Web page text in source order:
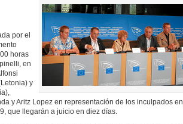
por el
horas
en
y
y Aritz Lopez en representación de los inculpados en
que llegarán a juicio en diez días.